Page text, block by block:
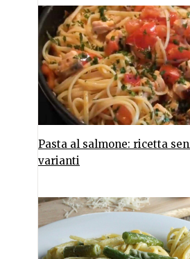
Pasta al salmone: ricetta
varianti